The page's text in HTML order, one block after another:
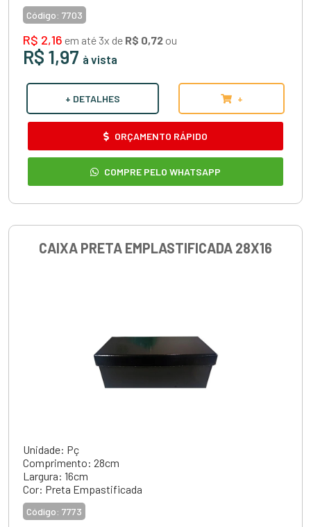
Código: 7703
R$ 2,16 em até 3x de R$ 0,72 ou
R$ 1,97 à vista
+ DETALHES +
ORÇAMENTO RÁPIDO
COMPRE PELO WHATSAPP
CAIXA PRETA EMPLASTIFICADA 28X16
Unidade: Pç
Comprimento: 28cm
Largura: 16cm
Cor: Preta Empastificada
Código: 7773